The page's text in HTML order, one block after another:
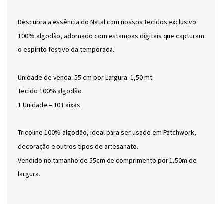
Descubra a essência do Natal com nossos tecidos exclusivo
100% algodão, adornado com estampas digitais que capturam
o espírito festivo da temporada.
Unidade de venda: 55 cm por Largura: 1,50 mt
Tecido 100% algodão
1 Unidade = 10 Faixas
Tricoline 100% algodão, ideal para ser usado em Patchwork,
decoração e outros tipos de artesanato.
Vendido no tamanho de 55cm de comprimento por 1,50m de
largura.